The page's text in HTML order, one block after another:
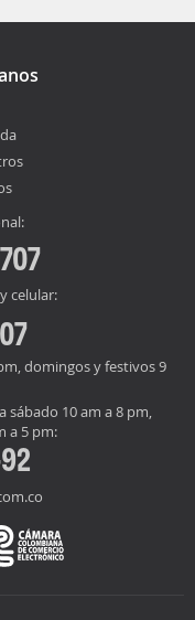
celular:
domingos y festivos 9
sábado 10 am a 8 pm,
a 5 pm: